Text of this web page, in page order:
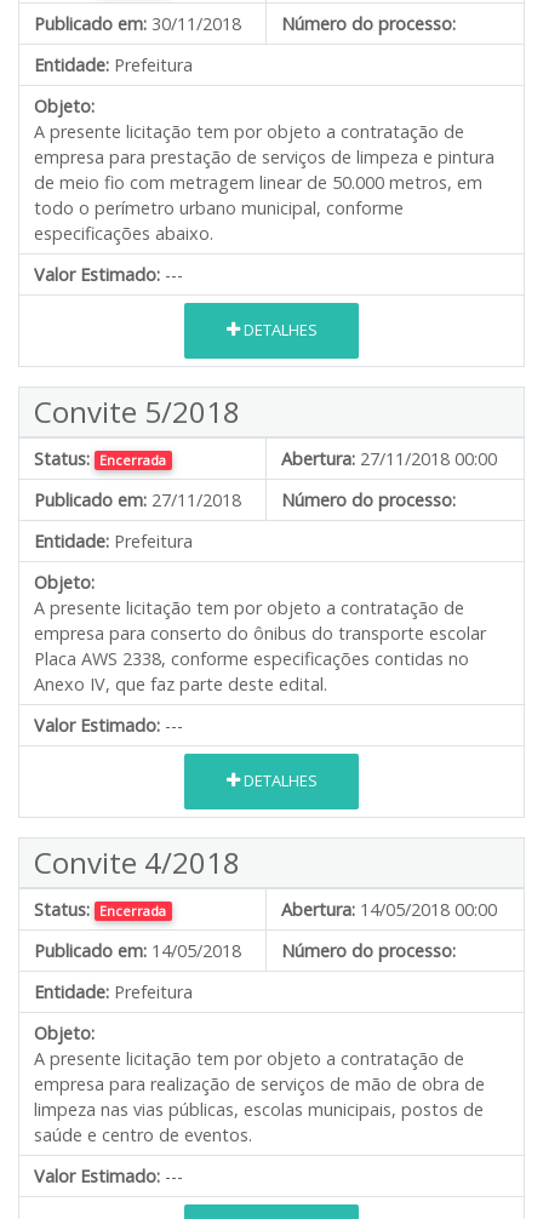
Publicado em: 30/11/2018
Número do processo:
Entidade: Prefeitura
Objeto:
A presente licitação tem por objeto a contratação de
empresa para prestação de serviços de limpeza e pintura
de meio fio com metragem linear de 50.000 metros, em
todo o perímetro urbano municipal, conforme
especificações abaixo.
Valor Estimado: ---
DETALHES
Convite 5/2018
Status: Encerrada Abertura: 27/11/2018 00:00
Publicado em: 27/11/2018
Número do processo:
Entidade: Prefeitura
Objeto:
A presente licitação tem por objeto a contratação de
empresa para conserto do ônibus do transporte escolar
Placa AWS 2338, conforme especificações contidas no
Anexo IV, que faz parte deste edital.
Valor Estimado: ---
DETALHES
Convite 4/2018
Status: Encerrada Abertura: 14/05/2018 00:00
Publicado em: 14/05/2018
Número do processo:
Entidade: Prefeitura
Objeto:
A presente licitação tem por objeto a contratação de
empresa para realização de serviços de mão de obra de
limpeza nas vias públicas, escolas municipais, postos de
saúde e centro de eventos.
Valor Estimado: ---